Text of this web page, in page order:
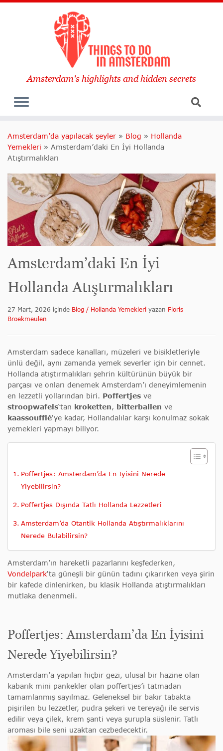
Amsterdam's highlights and hidden secrets
Amsterdam’da yapılacak şeyler » Blog » Hollanda
Yemekleri » Amsterdam’daki En İyi Hollanda
Atıştırmalıkları
Amsterdam’daki En İyi
Hollanda Atıştırmalıkları
27 Mart, 2026 içinde Blog / Hollanda Yemekleri yazan Floris
Broekmeulen
Amsterdam sadece kanalları, müzeleri ve bisikletleriyle
ünlü değil, aynı zamanda yemek severler için bir cennet.
Hollanda atıştırmalıkları şehrin kültürünün büyük bir
parçası ve onları denemek Amsterdam’ı deneyimlemenin
en lezzetli yollarından biri. Poffertjes ve
stroopwafels‘tan kroketten, bitterballen ve
kaassoufflé‘ye kadar, Hollandalılar karşı konulmaz sokak
yemekleri yapmayı biliyor.
Poffertjes: Amsterdam’da En İyisini Nerede
Yiyebilirsin?
Poffertjes Dışında Tatlı Hollanda Lezzetleri
Amsterdam’da Otantik Hollanda Atıştırmalıklarını
Nerede Bulabilirsin?
Amsterdam’ın hareketli pazarlarını keşfederken,
Vondelpark‘ta güneşli bir günün tadını çıkarırken veya şirin
bir kafede dinlenirken, bu klasik Hollanda atıştırmalıkları
mutlaka denenmeli.
Poffertjes: Amsterdam’da En İyisini
Nerede Yiyebilirsin?
Amsterdam’a yapılan hiçbir gezi, ulusal bir hazine olan
kabarık mini pankekler olan poffertjes’i tatmadan
tamamlanmış sayılmaz. Geleneksel bir bakır tabakta
pişirilen bu lezzetler, pudra şekeri ve tereyağı ile servis
edilir veya çilek, krem şanti veya şurupla süslenir. Tatlı
aroması bile seni uzaktan cezbedecektir.